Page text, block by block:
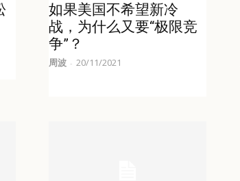
如果美国不希望新冷
战，为什么又要“极限竞
争”？
周波 - 20/11/2021